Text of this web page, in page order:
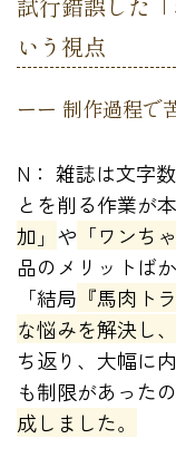
いう視点
ーー 制作過程で
N： 雑誌は文字
とを削る作業が
加」 や 「ワンち
品のメリットば
「結局 『馬肉ト
な悩みを解決し
ち返り、大幅に
も制限があったの
成しました。